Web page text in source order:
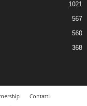
1021
567
560
368
Contatti